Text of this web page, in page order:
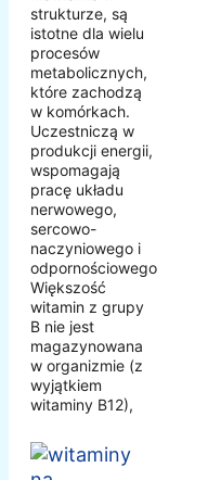
strukturze, są
istotne dla wielu
procesów
metabolicznych,
które zachodzą
w komórkach.
Uczestniczą w
produkcji energii,
wspomagają
pracę układu
nerwowego,
sercowo-
naczyniowego i
odpornościowego.
Większość
witamin z grupy
B nie jest
magazynowana
w organizmie (z
wyjątkiem
witaminy B12),